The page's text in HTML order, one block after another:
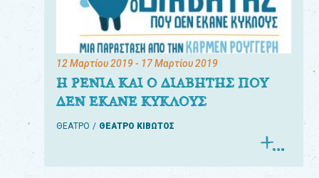
12 Μαρτίου 2019- 17 Μαρτίου 2019
Η ΡΕΝΙΑ ΚΑΙ Ο ΔΙΑΒΗΤΗΣ ΠΟΥ
ΔΕΝ ΕΚΑΝΕ ΚΥΚΛΟΥΣ
ΘΕΑΤΡΟ ΘΕΑΤΡΟ ΚΙΒΩΤΟΣ